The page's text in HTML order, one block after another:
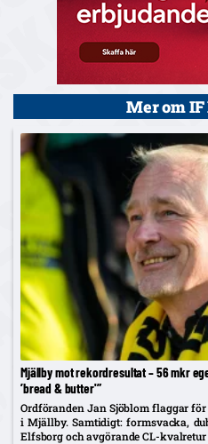
Mer om
Mjällby mot rekordresultat – 56 mkr
’bread & butter'”
Ordföranden Jan Sjöblom flaggar
i Mjällby. Samtidigt: formsvacka,
Elfsborg och avgörande CL-